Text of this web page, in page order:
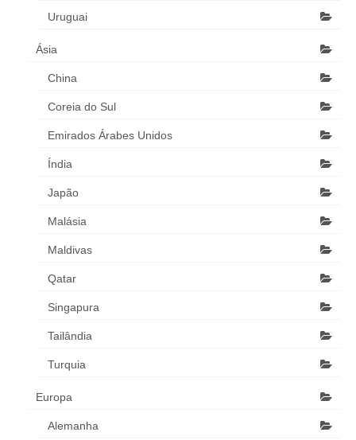
Uruguai
Ásia
China
Coreia do Sul
Emirados Árabes Unidos
Índia
Japão
Malásia
Maldivas
Qatar
Singapura
Tailândia
Turquia
Europa
Alemanha